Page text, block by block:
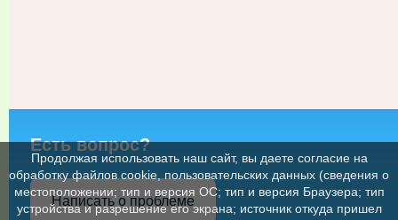
Есть вопрос?
Написать о проблеме
Продолжая использовать наш сайт, вы даете согласие на
обработку файлов cookie, пользовательских данных (сведения о
местоположении; тип и версия ОС; тип и версия Браузера; тип
устройства и разрешение его экрана; источник откуда пришел